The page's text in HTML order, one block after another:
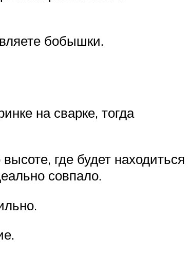
бобышки.
на сварке, тогда
где будет находиться
совпало.